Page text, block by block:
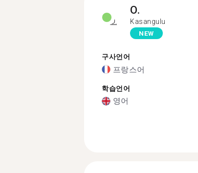
O.
Kasangulu
NEW
구사언어
프랑스어
학습언어
영어